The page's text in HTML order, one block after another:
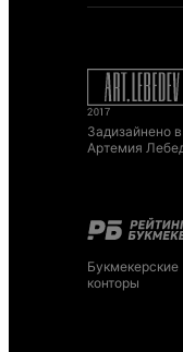
Задизайнено
Артемия
Букмекерские
конторы